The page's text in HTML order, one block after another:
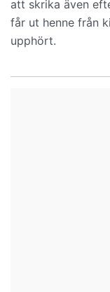
att skrika även
får ut henne från
upphört.